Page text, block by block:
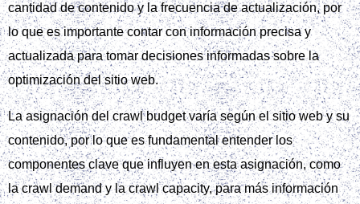
cantidad de contenido y la frecuencia de actualización, por
lo que es importante contar con información precisa y
actualizada para tomar decisiones informadas sobre la
optimización del sitio web.
La asignación del crawl budget varía según el sitio web y su
contenido, por lo que es fundamental entender los
componentes clave que influyen en esta asignación, como
la crawl demand y la crawl capacity, para más información